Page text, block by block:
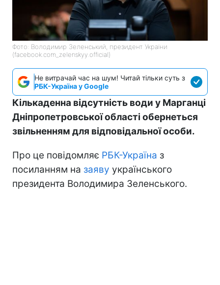
Фото: Володимир Зеленський, президент України
(facebook.com_zelenskyy.official)
Не витрачай час на шум! Читай тільки суть з
РБК-Україна у Google
Кількаденна відсутність води у Марганці
Дніпропетровської області обернеться
звільненням для відповідальної особи.
Про це повідомляє РБК-Україна з
посиланням на заяву українського
президента Володимира Зеленського.